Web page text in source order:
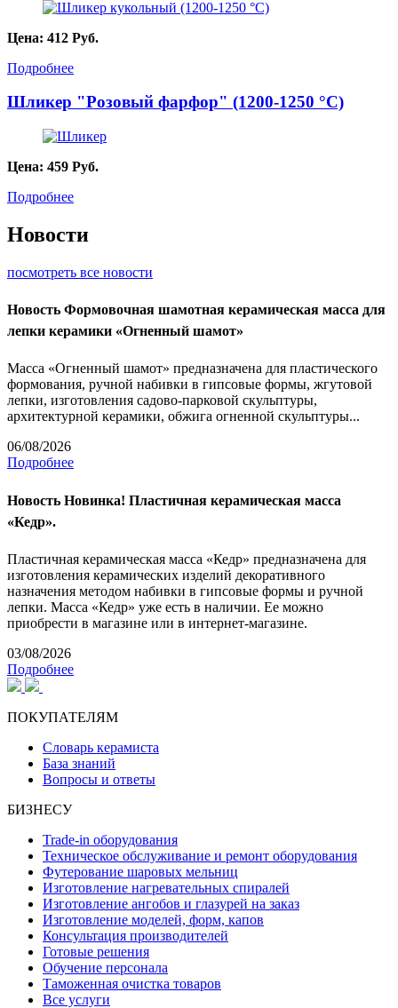
Цена: 412 Руб.
Подробнее
Шликер "Розовый фарфор" (1200-1250 °C)
Цена: 459 Руб.
Подробнее
Новости
посмотреть все новости
Новость Формовочная шамотная керамическая масса для
лепки керамики «Огненный шамот»
Масса «Огненный шамот» предназначена для пластического
формования, ручной набивки в гипсовые формы, жгутовой
лепки, изготовления садово-парковой скульптуры,
архитектурной керамики, обжига огненной скульптуры...
06/08/2026
Подробнее
Новость Новинка! Пластичная керамическая масса
«Кедр».
Пластичная керамическая масса «Кедр» предназначена для
изготовления керамических изделий декоративного
назначения методом набивки в гипсовые формы и ручной
лепки. Масса «Кедр» уже есть в наличии. Ее можно
приобрести в магазине или в интернет-магазине.
03/08/2026
Подробнее
ПОКУПАТЕЛЯМ
Словарь керамиста
База знаний
Вопросы и ответы
БИЗНЕСУ
Trade-in оборудования
Техническое обслуживание и ремонт оборудования
Футерование шаровых мельниц
Изготовление нагревательных спиралей
Изготовление ангобов и глазурей на заказ
Изготовление моделей, форм, капов
Консультация производителей
Готовые решения
Обучение персонала
Таможенная очистка товаров
Все услуги